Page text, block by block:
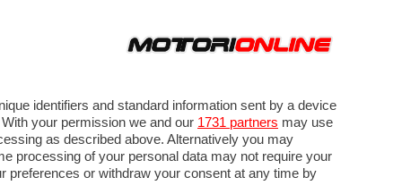
RENDERING PNEUMATICI TRAFFICO
identifiers and standard information sent by a device
your permission we and our 1731 partners may use
as described above. Alternatively you may
processing of your personal data may not require your
preferences or withdraw your consent at any time by